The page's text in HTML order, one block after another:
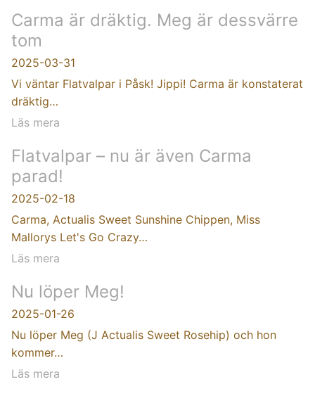
Carma är dräktig. Meg är dessvärre
tom
2025-03-31
Vi väntar Flatvalpar i Påsk! Jippi! Carma är konstaterat
dräktig…
Läs mera
Flatvalpar – nu är även Carma
parad!
2025-02-18
Carma, Actualis Sweet Sunshine Chippen, Miss
Mallorys Let's Go Crazy…
Läs mera
Nu löper Meg!
2025-01-26
Nu löper Meg (J Actualis Sweet Rosehip) och hon
kommer…
Läs mera